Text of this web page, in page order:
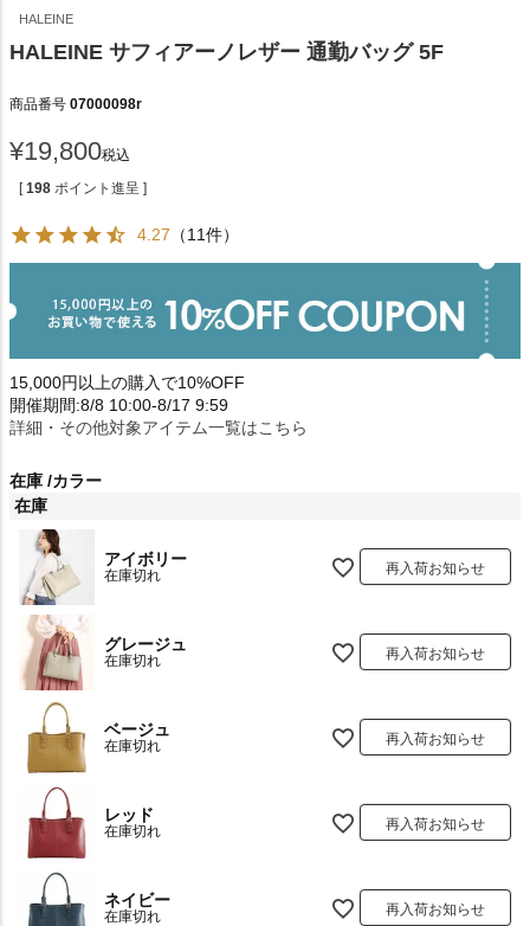
HALEINE
HALEINE サフィアーノレザー 通勤バッグ 5F
商品番号 07000098r
¥19,800税込
[ 198 ポイント進呈 ]
4.27 （11件）
15,000円以上の購入で10%OFF
開催期間:8/8 10:00-8/17 9:59
詳細・その他対象アイテム一覧はこちら
在庫 カラー
在庫
アイボリー
在庫切れ 再入荷お知らせ
グレージュ
在庫切れ 再入荷お知らせ
ベージュ
在庫切れ 再入荷お知らせ
レッド
在庫切れ 再入荷お知らせ
ネイビー
在庫切れ 再入荷お知らせ